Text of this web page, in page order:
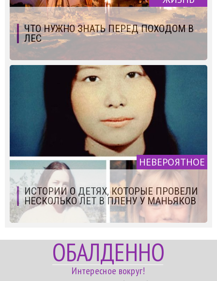
ЧТО НУЖНО ЗНАТЬ ПЕРЕД ПОХОДОМ В
ЛЕС
НЕВЕРОЯТНОЕ
ИСТОРИИ О ДЕТЯХ, КОТОРЫЕ ПРОВЕЛИ
НЕСКОЛЬКО ЛЕТ В ПЛЕНУ У МАНЬЯКОВ
ОБАЛДЕННО
Интересное вокруг!